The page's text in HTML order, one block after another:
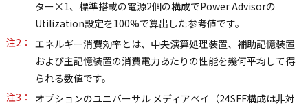
ター×1、標準搭載の電源2個の構成でPower Advisorの
Utilization設定を100%で算出した参考値です。
注2： エネルギー消費効率とは、中央演算処理装置、補助記憶装置
および主記憶装置の消費電力あたりの性能を幾何平均して得
られる数値です。
注3：
オプションのユニバーサル メディアベイ（24SFF構成は非対